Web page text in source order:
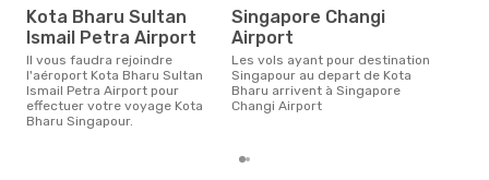
Kota Bharu Sultan
Ismail Petra Airport
Il vous faudra rejoindre
l'aéroport Kota Bharu Sultan
Ismail Petra Airport pour
effectuer votre voyage Kota
Bharu Singapour.
Singapore Changi
Airport
Les vols ayant pour destination
Singapour au depart de Kota
Bharu arrivent à Singapore
Changi Airport